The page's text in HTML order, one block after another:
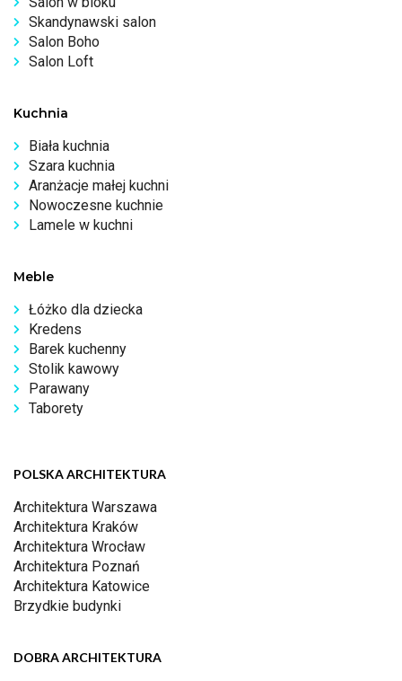
Skandynawski salon
Salon Boho
Salon Loft
Kuchnia
Biała kuchnia
Szara kuchnia
Aranżacje małej kuchni
Nowoczesne kuchnie
Lamele w kuchni
Meble
Łóżko dla dziecka
Kredens
Barek kuchenny
Stolik kawowy
Parawany
Taborety
POLSKA ARCHITEKTURA
Architektura Warszawa
Architektura Kraków
Architektura Wrocław
Architektura Poznań
Architektura Katowice
Brzydkie budynki
DOBRA ARCHITEKTURA